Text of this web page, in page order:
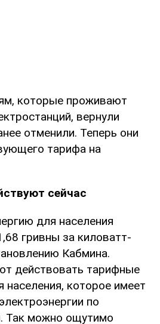
которые проживают
вернули
отменили. Теперь они
тарифа на
сейчас
для населения
гривны за киловатт-
Кабмина.
действовать тарифные
которое имеет
по
Так можно ощутимо